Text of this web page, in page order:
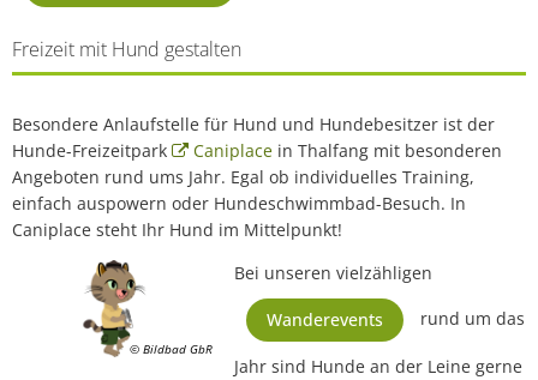
Freizeit mit Hund gestalten
Besondere Anlaufstelle für Hund und Hundebesitzer ist der
Hunde-Freizeitpark
Caniplacein Thalfang mit besonderen
Angeboten rund ums Jahr. Egal ob individuelles Training,
einfach auspowern oder Hundeschwimmbad-Besuch. In
Caniplace steht Ihr Hund im Mittelpunkt!
© Bildbad GbR
Bei unseren vielzähligen
Wanderevents rund um das
Jahr sind Hunde an der Leine gerne